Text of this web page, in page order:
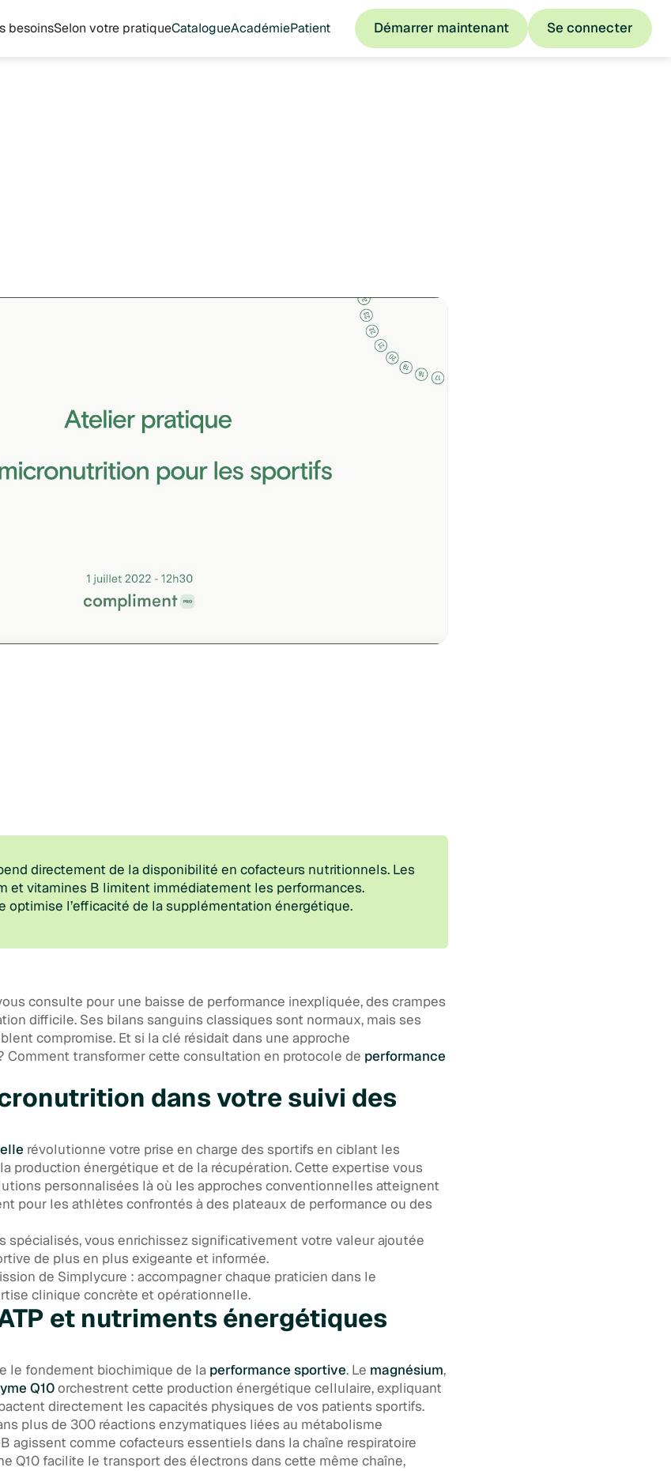
besoinsSelon votre pratiqueCatalogueAcadémiePatient
Démarrer maintenant
Démarrer maintenant
Se connecter
Se connecter
directement de la disponibilité en cofacteurs nutritionnels. Les
et vitamines B limitent immédiatement les performances.
optimise l’efficacité de la supplémentation énergétique.
consulte pour une baisse de performance inexpliquée, des crampes
difficile. Ses bilans sanguins classiques sont normaux, mais ses
compromise. Et si la clé résidait dans une approche
Comment transformer cette consultation en protocole de performance
dans votre suivi des
révolutionne votre prise en charge des sportifs en ciblant les
production énergétique et de la récupération. Cette expertise vous
personnalisées là où les approches conventionnelles atteignent
pour les athlètes confrontés à des plateaux de performance ou des
spécialisés, vous enrichissez significativement votre valeur ajoutée
de plus en plus exigeante et informée.
de Simplycure : accompagner chaque praticien dans le
clinique concrète et opérationnelle.
et nutriments énergétiques
le fondement biochimique de la performance sportive. Le magnésium,
Q10orchestrent cette production énergétique cellulaire, expliquant
directement les capacités physiques de vos patients sportifs.
plus de 300 réactions enzymatiques liées au métabolisme
agissent comme cofacteurs essentiels dans la chaîne respiratoire
Q10 facilite le transport des électrons dans cette même chaîne,